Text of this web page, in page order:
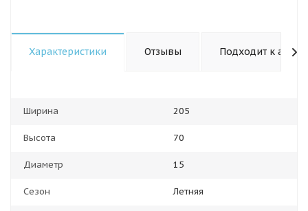
Характеристики Отзывы Подходит к авто
Ширина 205
Высота 70
Диаметр 15
Сезон Летняя